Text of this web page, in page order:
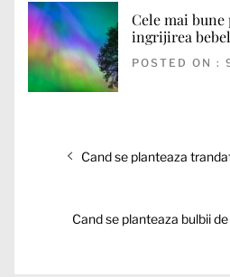
Cele mai
ingrijirea
POSTED ON :
Articolul
Cand se planteaza
Articolul
Cand se planteaza bulbii